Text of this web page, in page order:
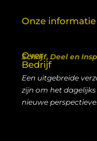
Over
Bedrijf
Schrijf, Deel en
Een uitgebreide
zijn om het
nieuwe
Onze informatie